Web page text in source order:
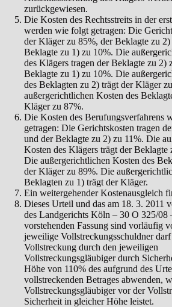
zurückgewiesen.
Die Kosten des Rechtsstreits in der
werden wie folgt getragen: Die
der Kläger zu 85%, der Beklagte zu
Beklagte zu 1) zu 10%. Die
des Klägers tragen der Beklagte zu 2)
Beklagte zu 1) zu 10%. Die
des Beklagten zu 2) trägt der Kläger
außergerichtlichen Kosten des
Kläger zu 87%.
Die Kosten des Berufungsverfahrens
getragen: Die Gerichtskosten tragen
und der Beklagte zu 2) zu 11%. Die
Kosten des Klägers trägt der Beklagte
Die außergerichtlichen Kosten des
der Kläger zu 89%. Die
Beklagten zu 1) trägt der Kläger.
Ein weitergehender Kostenausgleich
Dieses Urteil und das am 18. 3. 2011
des Landgerichts Köln – 30 O 325/08
vorstehenden Fassung sind vorläufig
jeweilige Vollstreckungsschuldner
Vollstreckung durch den jeweiligen
Vollstreckungsgläubiger durch
Höhe von 110% des aufgrund des
vollstreckenden Betrages abwenden,
Vollstreckungsgläubiger vor der
Sicherheit in gleicher Höhe leistet.